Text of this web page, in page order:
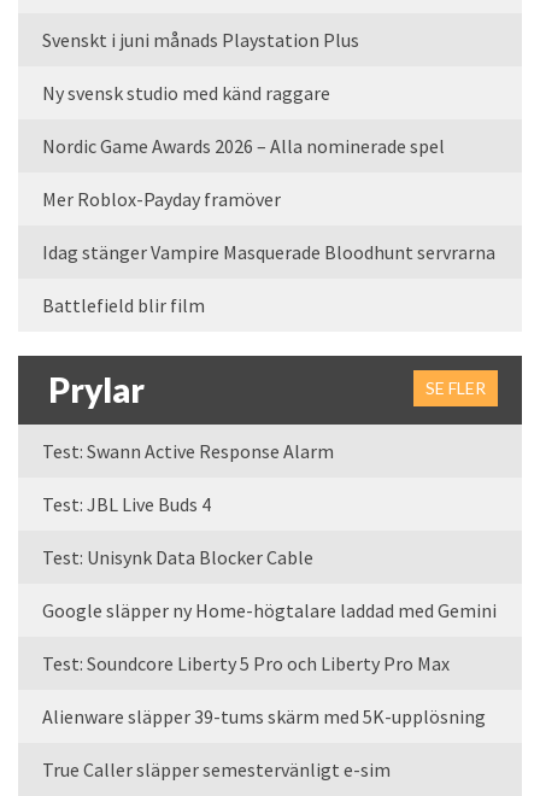
Svenskt i juni månads Playstation Plus
Ny svensk studio med känd raggare
Nordic Game Awards 2026 – Alla nominerade spel
Mer Roblox-Payday framöver
Idag stänger Vampire Masquerade Bloodhunt servrarna
Battlefield blir film
Prylar SE FLER
Test: Swann Active Response Alarm
Test: JBL Live Buds 4
Test: Unisynk Data Blocker Cable
Google släpper ny Home-högtalare laddad med Gemini
Test: Soundcore Liberty 5 Pro och Liberty Pro Max
Alienware släpper 39-tums skärm med 5K-upplösning
True Caller släpper semestervänligt e-sim